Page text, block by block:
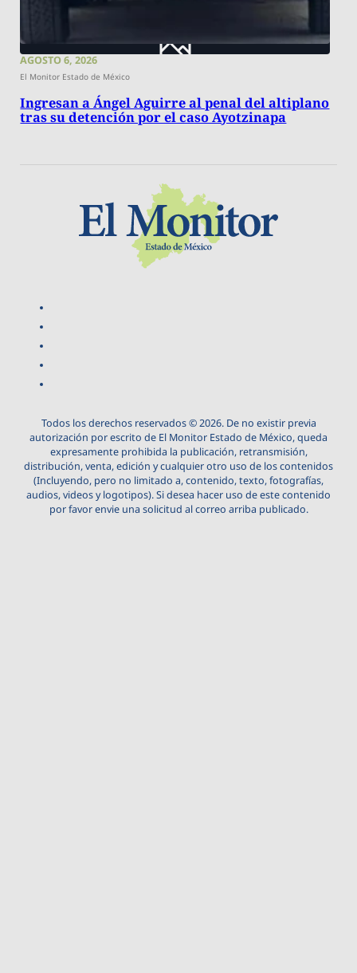
AGOSTO 6, 2026
El Monitor Estado de México
Ingresan a Ángel Aguirre al penal del altiplano
tras su detención por el caso Ayotzinapa
Todos los derechos reservados © 2026. De no existir previa
autorización por escrito de El Monitor Estado de México, queda
expresamente prohibida la publicación, retransmisión,
distribución, venta, edición y cualquier otro uso de los contenidos
(Incluyendo, pero no limitado a, contenido, texto, fotografías,
audios, videos y logotipos). Si desea hacer uso de este contenido
por favor envie una solicitud al correo arriba publicado.